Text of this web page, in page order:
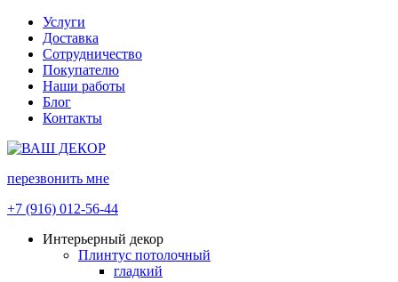
Услуги
Доставка
Сотрудничество
Покупателю
Наши работы
Блог
Контакты
перезвонить мне
+7 (916) 012-56-44
Интерьерный декор
Плинтус потолочный
гладкий